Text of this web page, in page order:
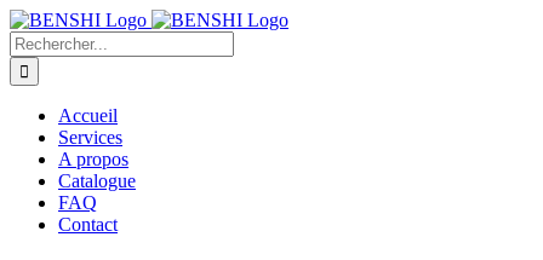
Passer
au
contenu
Rechercher:
Accueil
Services
A propos
Catalogue
FAQ
Contact